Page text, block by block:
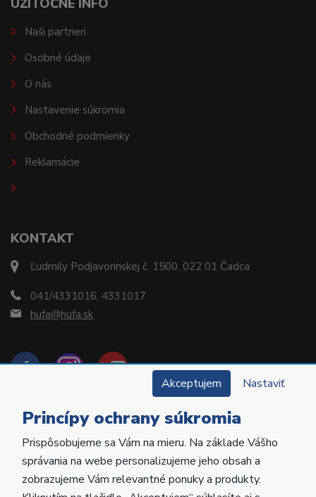
KONTAKT
Ľudmily Podjavorinskej č. 1500, 022 01 Čadca
041/4331016, 4331017
hufa@hufa.sk
UŽITOČNÉ INFO
Naši partneri
Osobné údaje
O nás
Nastavenie súkromia
Obchodné podmienky
Reklamácie
Copyright © 2022 Hu-Fa Dental a.s. Všetky práva
vyhradené.
Akceptujem Nastaviť
Princípy ochrany súkromia
Prispôsobujeme sa Vám na mieru. Na základe Vášho
správania na webe personalizujeme jeho obsah a
zobrazujeme Vám relevantné ponuky a produkty.